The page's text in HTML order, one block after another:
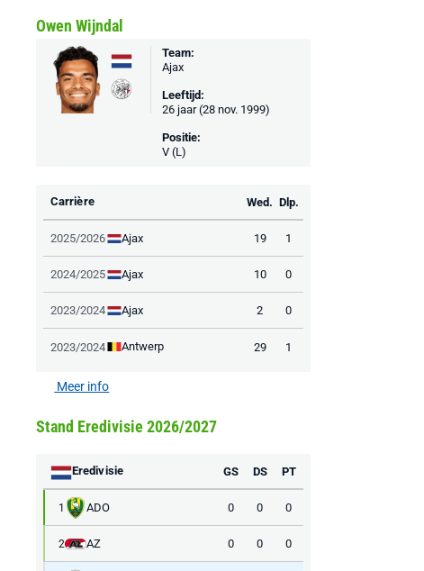
Owen Wijndal
Team:
Ajax
Leeftijd:
26 jaar (28 nov. 1999)
Positie:
V (L)
Carrière Wed. Dlp.
2025/2026 Ajax 19 1
2024/2025 Ajax 10 0
2023/2024 Ajax 2 0
2023/2024 Antwerp 29 1
Meer info
Stand Eredivisie 2026/2027
Eredivisie GS DS PT
1 ADO 0 0 0
2 AZ 0 0 0